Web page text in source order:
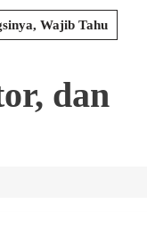
Wajib Tahu
dan